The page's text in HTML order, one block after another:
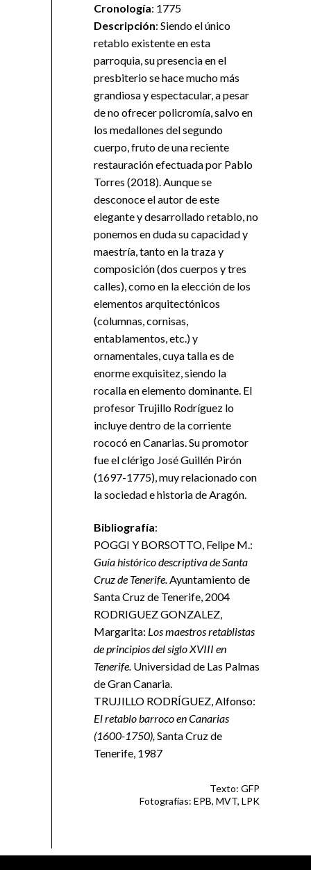
Cronología: 1775
Descripción: Siendo el único
retablo existente en esta
parroquia, su presencia en el
presbiterio se hace mucho más
grandiosa y espectacular, a pesar
de no ofrecer policromía, salvo en
los medallones del segundo
cuerpo, fruto de una reciente
restauración efectuada por Pablo
Torres (2018). Aunque se
desconoce el autor de este
elegante y desarrollado retablo, no
ponemos en duda su capacidad y
maestría, tanto en la traza y
composición (dos cuerpos y tres
calles), como en la elección de los
elementos arquitectónicos
(columnas, cornisas,
entablamentos, etc.) y
ornamentales, cuya talla es de
enorme exquisitez, siendo la
rocalla en elemento dominante. El
profesor Trujillo Rodríguez lo
incluye dentro de la corriente
rococó en Canarias. Su promotor
fue el clérigo José Guillén Pirón
(1697-1775), muy relacionado con
la sociedad e historia de Aragón.
Bibliografía:
POGGI Y BORSOTTO, Felipe M.:
Guía histórico descriptiva de Santa
Cruz de Tenerife.Ayuntamiento de
Santa Cruz de Tenerife, 2004
RODRIGUEZ GONZALEZ,
Margarita: Los maestros retablistas
de principios del siglo XVIII en
Tenerife. Universidad de Las Palmas
de Gran Canaria.
TRUJILLO RODRÍGUEZ, Alfonso:
El retablo barroco en Canarias
(1600-1750),Santa Cruz de
Tenerife, 1987
Texto: GFP
Fotografías: EPB, MVT, LPK